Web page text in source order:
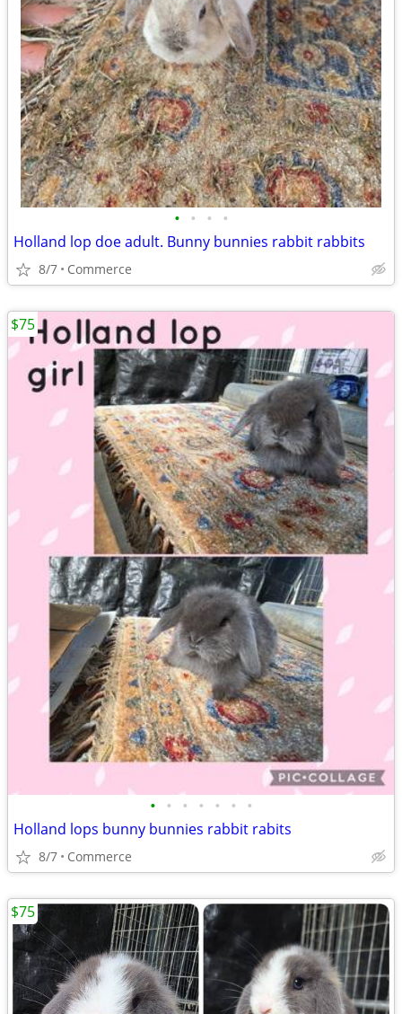
• • • •
Holland lop doe adult. Bunny bunnies rabbit rabbits
8/7 Commerce
• • • • • • •
Holland lops bunny bunnies rabbit rabits
8/7 Commerce
$75
$75